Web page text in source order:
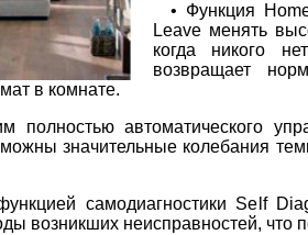
• Функция
Leave менять
когда никого
возвращает
в комнате.
полностью автоматического
значительные колебания
самодиагностики Self
возникших неисправностей, что